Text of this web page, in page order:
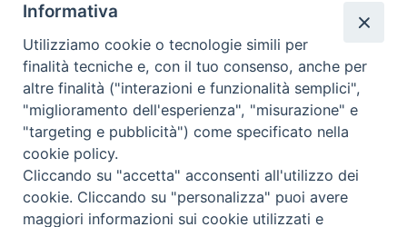
Redazione
Scrivici
Copyright © 2019 - Tutti i diritti riservati - Vita
Trentina Editrice
Informativa
Utilizziamo cookie o tecnologie simili per
finalità tecniche e, con il tuo consenso, anche per
altre finalità ("interazioni e funzionalità semplici",
"miglioramento dell'esperienza", "misurazione" e
"targeting e pubblicità") come specificato nella
cookie policy.
Cliccando su "accetta" acconsenti all'utilizzo dei
cookie. Cliccando su "personalizza" puoi avere
maggiori informazioni sui cookie utilizzati e